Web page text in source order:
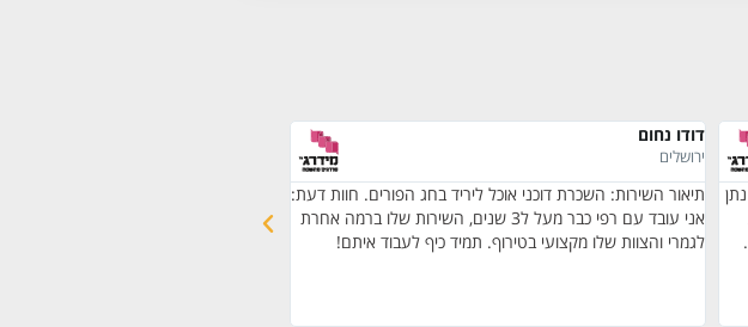
דודו נחום
ירושלים
תיאור השירות: השכרת דוכני אוכל ליריד בחג הפורים. חוות דעת:
אני עובד עם רפי כבר מעל ל3 שנים, השירות שלו ברמה אחרת
לגמרי והצוות שלו מקצועי בטירוף. תמיד כיף לעבוד איתם!